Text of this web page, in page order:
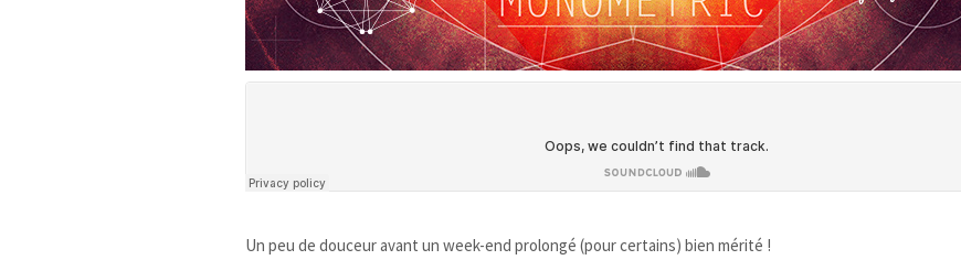
Un peu de douceur avant un week-end prolongé (pour certains) bien mérité !